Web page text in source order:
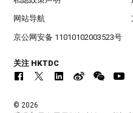
网站导航
京公网安备 11010102003523号
关注 HKTDC
© 2026